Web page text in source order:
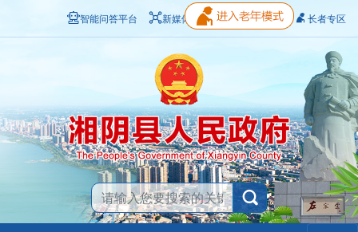
智能问答平台 新媒体矩阵 无障碍浏览 长者专区